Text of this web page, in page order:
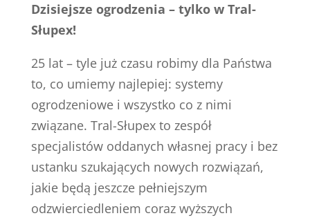
Dzisiejsze ogrodzenia – tylko w Tral-
Słupex!
25 lat – tyle już czasu robimy dla Państwa
to, co umiemy najlepiej: systemy
ogrodzeniowe i wszystko co z nimi
związane. Tral-Słupex to zespół
specjalistów oddanych własnej pracy i bez
ustanku szukających nowych rozwiązań,
jakie będą jeszcze pełniejszym
odzwierciedleniem coraz wyższych